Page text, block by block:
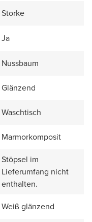
Storke
Ja
Nussbaum
Glänzend
Waschtisch
Marmorkomposit
Stöpsel im
Lieferumfang nicht
enthalten.
Weiß glänzend